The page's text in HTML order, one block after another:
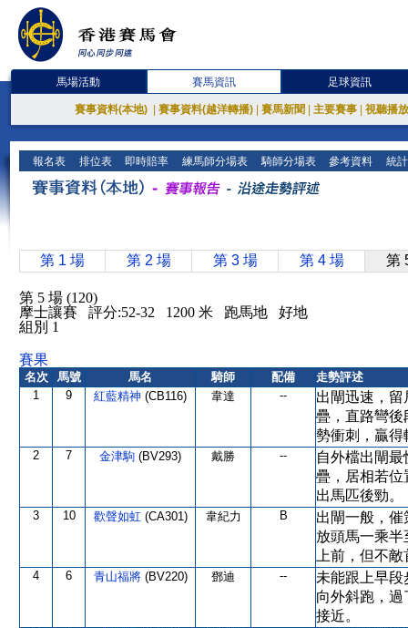
馬場活動 賽馬資訊 足球資訊
賽事資料(本地) 賽事資料(越洋轉播) 賽馬新聞 主要賽事 視聽播
報名表 排位表 即時賠率 練馬師分場表 騎師分場表 參考資料 統
第 1 場 第 2 場 第 3 場 第 4 場 第
第 5 場 (120)
摩士讓賽 評分:52-32 1200 米 跑馬地 好地
組別 1
賽果
名次 馬號 馬名 騎師 配備
走勢評述
1
9 紅藍精神 (CB116) 韋達 --
出閘迅速，
疊，直路彎後
勢衝刺，贏得
2 7 金津駒 (BV293) 戴勝 --
自外檔出閘
疊，居相若位
出馬匹後勁。
3 10 歡聲如虹 (CA301) 韋紀力 B
出閘一般，
放頭馬一乘
上前，但不
4 6 青山福將 (BV220) 鄧迪 --
未能跟上早
向外斜跑，
接近。